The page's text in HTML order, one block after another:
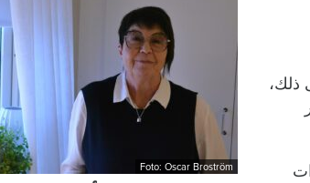
ذلك،
Foto: Oscar Broström